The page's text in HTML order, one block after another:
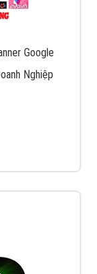
Google
Nghiệp